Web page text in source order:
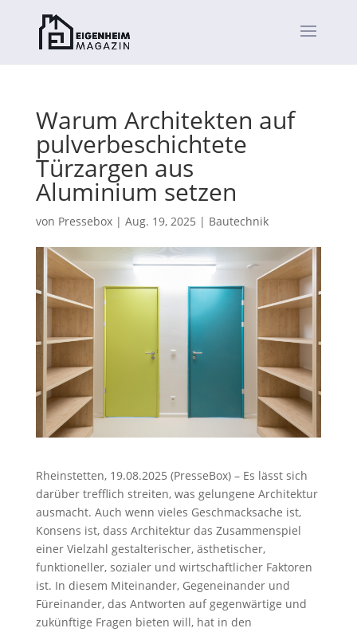
Warum Architekten auf
pulverbeschichtete
Türzargen aus
Aluminium setzen
von Pressebox| Aug. 19, 2025 | Bautechnik
Rheinstetten, 19.08.2025 (PresseBox) – Es lässt sich
darüber trefflich streiten, was gelungene Architektur
ausmacht. Auch wenn vieles Geschmacksache ist,
Konsens ist, dass Architektur das Zusammenspiel
einer Vielzahl gestalterischer, ästhetischer,
funktioneller, sozialer und wirtschaftlicher Faktoren
ist. In diesem Miteinander, Gegeneinander und
Füreinander, das Antworten auf gegenwärtige und
zukünftige Fragen bieten will, hat in den